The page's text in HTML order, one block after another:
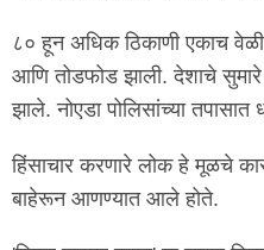
८० हून अधिक ठिकाणी एकाच
आणि तोडफोड झाली. देशाचे
झाले. नोएडा पोलिसांच्या
हिंसाचार करणारे लोक हे मूळचे
बाहेरून आणण्यात आले होते.